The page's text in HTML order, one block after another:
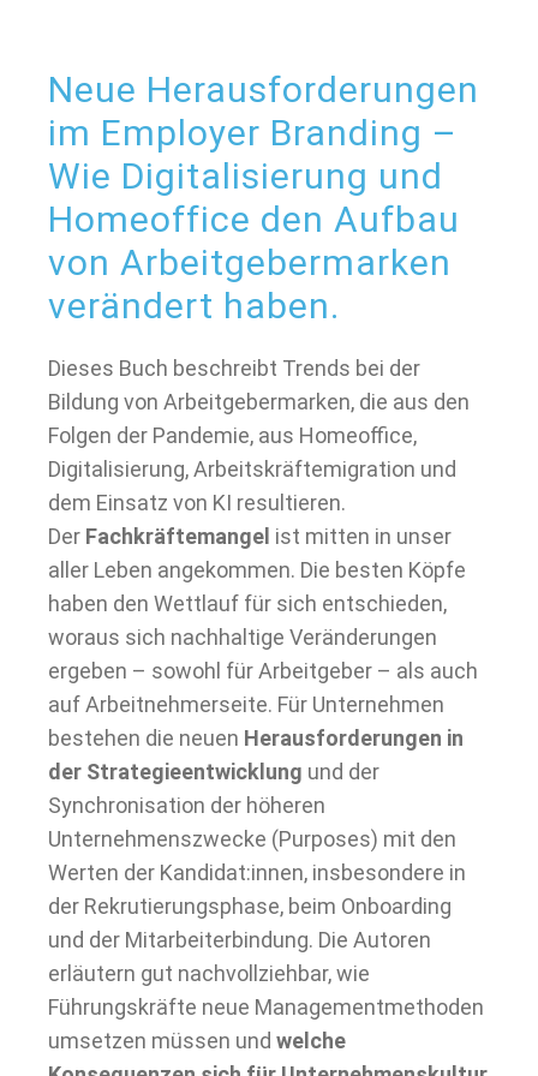
Neue Heraus­forder­ungen
im Employer Branding –
Wie Digitalisierung und
Homeoffice den Aufbau
von Arbeit­geber­marken
verändert haben.
Dieses Buch beschreibt Trends bei der
Bildung von Arbeitgebermarken, die aus den
Folgen der Pandemie, aus Homeoffice,
Digitalisierung, Arbeitskräftemigration und
dem Einsatz von KI resultieren.
Der Fachkräftemangel ist mitten in unser
aller Leben angekommen. Die besten Köpfe
haben den Wettlauf für sich entschieden,
woraus sich nachhaltige Veränderungen
ergeben – sowohl für Arbeitgeber – als auch
auf Arbeitnehmerseite. Für Unternehmen
bestehen die neuen Herausforderungen in
der Strategieentwicklung und der
Synchronisation der höheren
Unternehmenszwecke (Purposes) mit den
Werten der Kandidat:innen, insbesondere in
der Rekrutierungsphase, beim Onboarding
und der Mitarbeiterbindung. Die Autoren
erläutern gut nachvollziehbar, wie
Führungskräfte neue Managementmethoden
umsetzen müssen und welche